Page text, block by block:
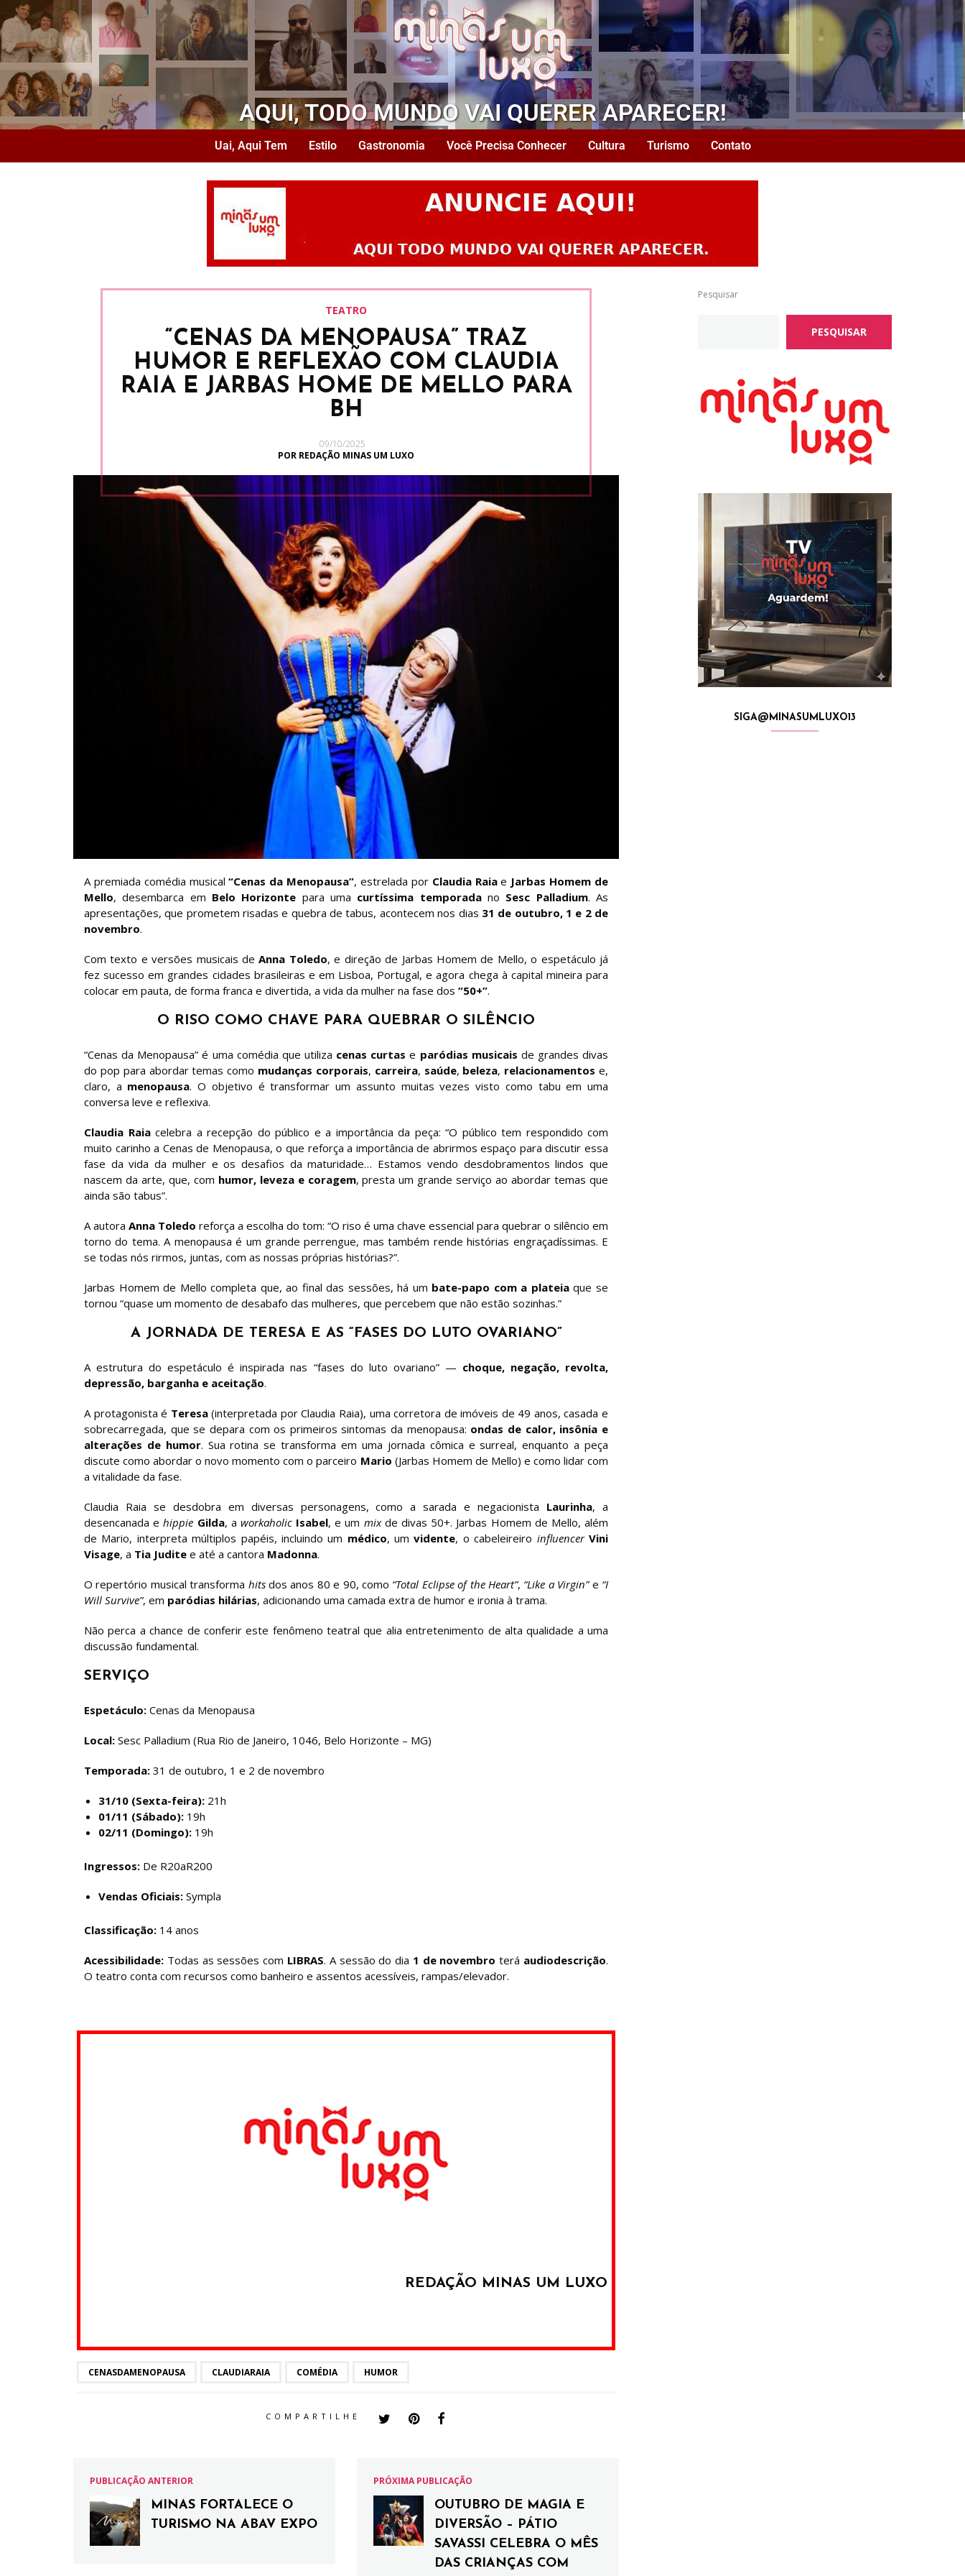
AQUI, TODO MUNDO VAI QUERER APARECER!
Uai, Aqui Tem Estilo Gastronomia Você Precisa Conhecer Cultura Turismo Contato
TEATRO
“CENAS DA MENOPAUSA” TRAZ
HUMOR E REFLEXÃO COM CLAUDIA
RAIA E JARBAS HOME DE MELLO PARA
BH
09/10/2025
POR REDAÇÃO MINAS UM LUXO
A premiada comédia musical“Cenas da Menopausa”, estrelada por Claudia Raiae Jarbas Homem de
Mello, desembarca em Belo Horizonte para uma curtíssima temporadano Sesc Palladium. As
apresentações, que prometem risadas e quebra de tabus, acontecem nos dias 31 de outubro, 1 e 2 de
novembro.
Com texto e versões musicais deAnna Toledo, e direção de Jarbas Homem de Mello, o espetáculo já
fez sucesso em grandes cidades brasileiras e em Lisboa, Portugal, e agora chega à capital mineira para
colocar em pauta, de forma franca e divertida, a vida da mulher na fase dos “50+”.
O RISO COMO CHAVE PARA QUEBRAR O SILÊNCIO
“Cenas da Menopausa” é uma comédia que utiliza cenas curtas e paródias musicais de grandes divas
do pop para abordar temas como mudanças corporais, carreira, saúde, beleza, relacionamentos e,
claro, a menopausa. O objetivo é transformar um assunto muitas vezes visto como tabu em uma
conversa leve e reflexiva.
Claudia Raiacelebra a recepção do público e a importância da peça: “O público tem respondido com
muito carinho a Cenas de Menopausa, o que reforça a importância de abrirmos espaço para discutir essa
fase da vida da mulher e os desafios da maturidade… Estamos vendo desdobramentos lindos que
nascem da arte, que, com humor, leveza e coragem, presta um grande serviço ao abordar temas que
ainda são tabus”.
A autora Anna Toledo reforça a escolha do tom: “O riso é uma chave essencial para quebrar o silêncio em
torno do tema. A menopausa é um grande perrengue, mas também rende histórias engraçadíssimas. E
se todas nós rirmos, juntas, com as nossas próprias histórias?”.
Jarbas Homem de Mello completa que, ao final das sessões, há um bate-papo com a plateiaque se
tornou “quase um momento de desabafo das mulheres, que percebem que não estão sozinhas.”
A JORNADA DE TERESA E AS “FASES DO LUTO OVARIANO”
A estrutura do espetáculo é inspirada nas “fases do luto ovariano” — choque, negação, revolta,
depressão, barganha e aceitação.
A protagonista é Teresa(interpretada por Claudia Raia), uma corretora de imóveis de 49 anos, casada e
sobrecarregada, que se depara com os primeiros sintomas da menopausa: ondas de calor, insônia e
alterações de humor. Sua rotina se transforma em uma jornada cômica e surreal, enquanto a peça
discute como abordar o novo momento com o parceiro Mario (Jarbas Homem de Mello) e como lidar com
a vitalidade da fase.
Claudia Raia se desdobra em diversas personagens, como a sarada e negacionista Laurinha, a
desencanada ehippie Gilda, a workaholic Isabel, e um mixde divas 50+. Jarbas Homem de Mello, além
de Mario, interpreta múltiplos papéis, incluindo um médico, umvidente, o cabeleireiro influencer Vini
Visage, a Tia Judite e até a cantora Madonna.
O repertório musical transforma hitsdos anos 80 e 90, como “Total Eclipse of the Heart”, “Like a Virgin”e “I
Will Survive”, em paródias hilárias, adicionando uma camada extra de humor e ironia à trama.
Não perca a chance de conferir este fenômeno teatral que alia entretenimento de alta qualidade a uma
discussão fundamental.
SERVIÇO
Espetáculo: Cenas da Menopausa
Local: Sesc Palladium (Rua Rio de Janeiro, 1046, Belo Horizonte – MG)
Temporada: 31 de outubro, 1 e 2 de novembro
31/10 (Sexta-feira): 21h
01/11 (Sábado): 19h
02/11 (Domingo): 19h
Ingressos: De R20aR200
Vendas Oficiais: Sympla
Classificação: 14 anos
Acessibilidade: Todas as sessões com LIBRAS. A sessão do dia 1 de novembro terá audiodescrição.
O teatro conta com recursos como banheiro e assentos acessíveis, rampas/elevador.
REDAÇÃO MINAS UM LUXO
CENASDAMENOPAUSA CLAUDIARAIA COMÉDIA HUMOR
COMPARTILHE
PUBLICAÇÃO ANTERIOR
MINAS FORTALECE O
TURISMO NA ABAV EXPO
PRÓXIMA PUBLICAÇÃO
OUTUBRO DE MAGIA E
DIVERSÃO – PÁTIO
SAVASSI CELEBRA O MÊS
DAS CRIANÇAS COM
Pesquisar
PESQUISAR
SIGA@MINASUMLUXO13